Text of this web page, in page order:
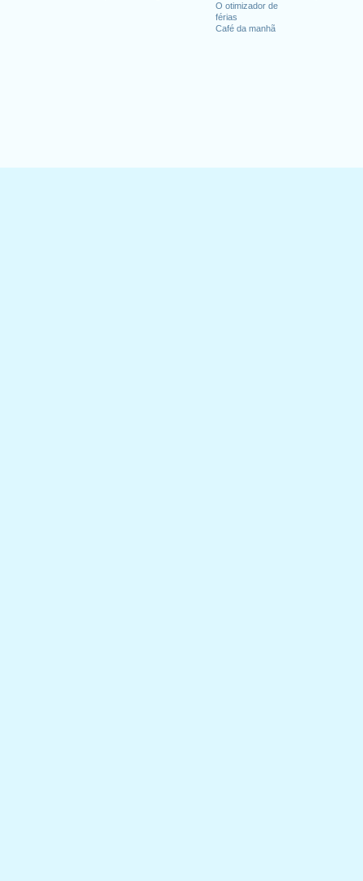
O otimizador de
férias
Café da manhã